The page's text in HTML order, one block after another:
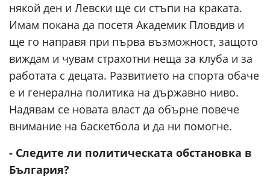
някой ден и Левски ще си стъпи на краката.
Имам покана да посетя Академик Пловдив и
ще го направя при първа възможност, защото
виждам и чувам страхотни неща за клуба и за
работата с децата. Развитието на спорта обаче
е и генерална политика на държавно ниво.
Надявам се новата власт да обърне повече
внимание на баскетбола и да ни помогне.
- Следите ли политическата обстановка в
България?